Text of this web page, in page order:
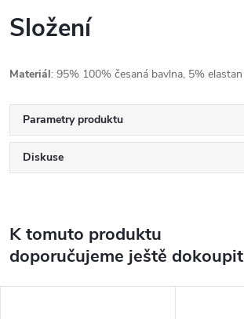
Složení
Materiál: 95% 100% česaná bavlna, 5% elastan
Parametry produktu
Diskuse
K tomuto produktu
doporučujeme ještě dokoupit